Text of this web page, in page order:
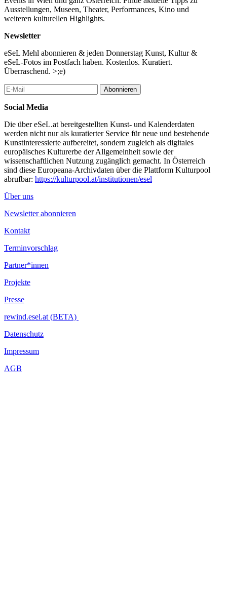
...Mehr lesen
Ausstellungen, Museen, Theater, Performances, Kino und
weiteren kulturellen Highlights.
Newsletter
eSeL Mehl abonnieren & jeden Donnerstag Kunst, Kultur &
eSeL-Fotos im Postfach haben. Kostenlos. Kuratiert.
Überraschend. >;e)
Abonnieren
Social Media
Die über eSeL.at bereitgestellten Kunst- und Kalenderdaten
werden nicht nur als kuratierter Service für neue und bestehende
Kunstinteressierte aufbereitet, sondern zugleich als digitales
europäisches Kulturerbe der Allgemeinheit sowie der
wissenschaftlichen Nutzung zugänglich gemacht. In Österreich
sind diese Europeana-Archivdaten über die Plattform Kulturpool
abrufbar: https://kulturpool.at/institutionen/esel
Über uns
Newsletter abonnieren
Kontakt
Terminvorschlag
Partner*innen
Projekte
Presse
rewind.esel.at (BETA)
Datenschutz
Impressum
AGB